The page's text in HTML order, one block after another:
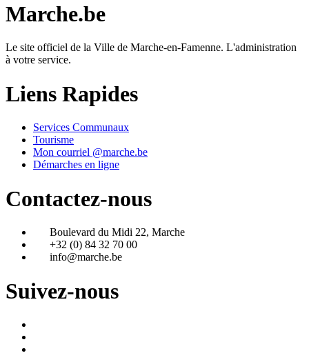
Marche.be
Le site officiel de la Ville de Marche-en-Famenne. L'administration
à votre service.
Liens Rapides
Services Communaux
Tourisme
Mon courriel @marche.be
Démarches en ligne
Contactez-nous
Boulevard du Midi 22, Marche
+32 (0) 84 32 70 00
info@marche.be
Suivez-nous